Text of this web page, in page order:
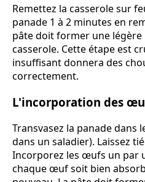
Remettez la casserole sur
panade 1 à 2 minutes en
pâte doit former une légère
casserole. Cette étape est
insuffisant donnera des
correctement.
L'incorporation des
Transvasez la panade dans
dans un saladier). Laissez
Incorporez les œufs un par
chaque œuf soit bien